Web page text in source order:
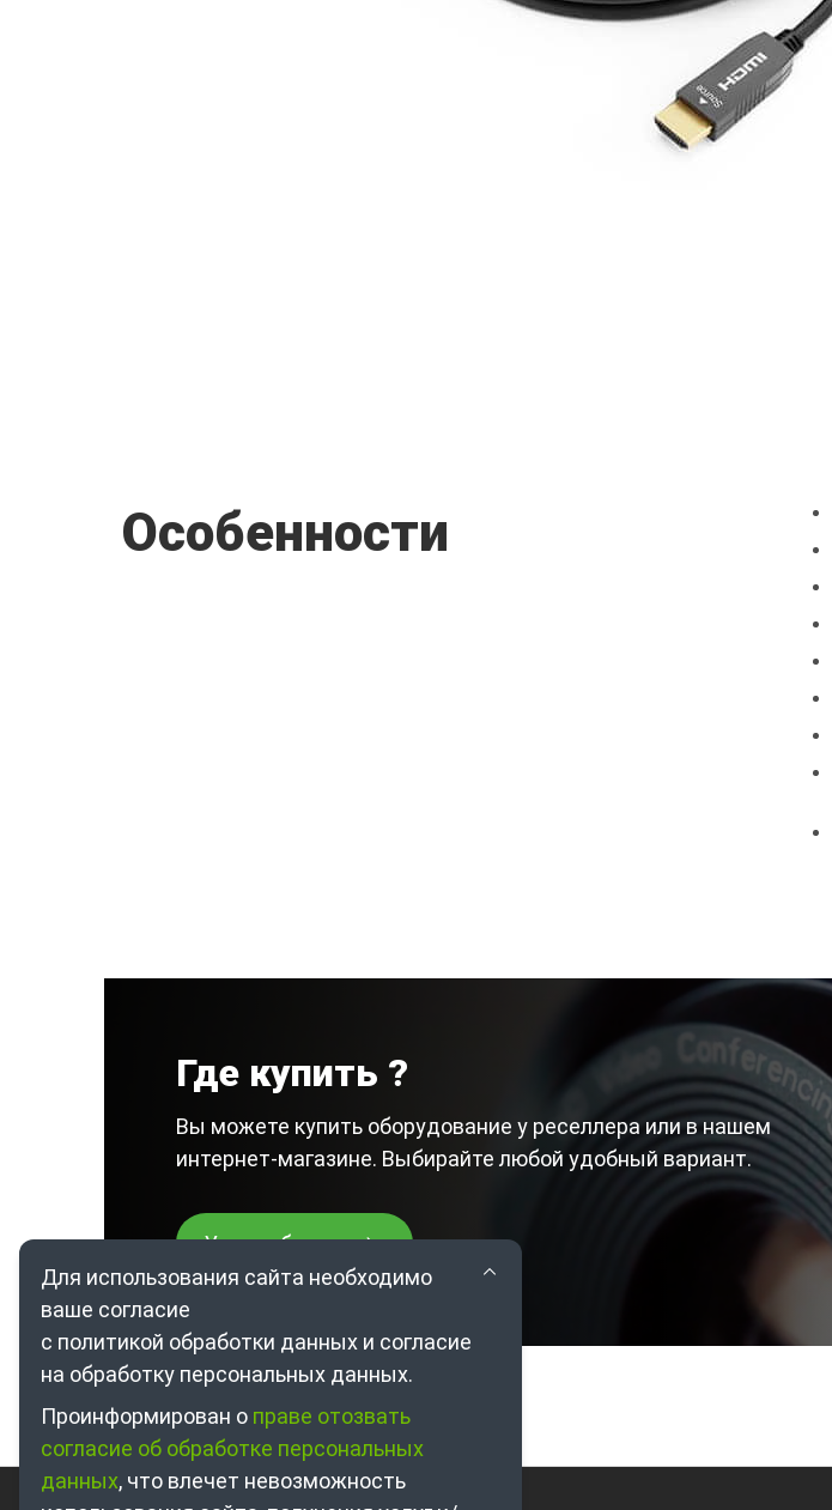
Особенности
Где купить ?
Вы можете купить оборудование у реселлера или в нашем
интернет-магазине. Выбирайте любой удобный вариант.
Узнать больше
Для использования сайта необходимо
ваше согласие
с политикой обработки данных и согласие
на обработку персональных данных.
Проинформирован о праве отозвать
согласие об обработке персональных
данных, что влечет невозможность